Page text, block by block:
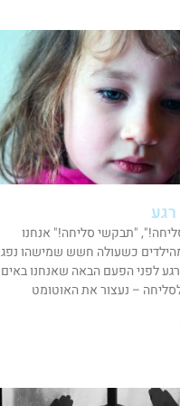
"תבקשי סליחה!" אנחנו
כשעולה חשש שמישהו
לפני הפעם הבאה שאנחנו באים
– נעצור את האוטומט